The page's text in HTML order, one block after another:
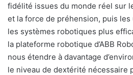
fidélité issues du monde réel sur
et la force de préhension, puis
les systèmes robotiques plus
la plateforme robotique d’ABB
nous étendre à davantage
le niveau de dextérité nécessaire